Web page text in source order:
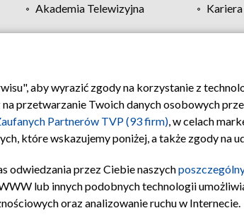
Akademia Telewizyjna
Regulamin TVP Polityka prywatności
aby wyrazić zgody na korzystanie z
przetwarzanie Twoich danych osobowych
Partnerów TVP (93 firm), w celach
które wskazujemy poniżej, a także zgody na
odwiedzania przez Ciebie naszych
lub innych podobnych technologii
oraz analizowanie ruchu w Internecie.